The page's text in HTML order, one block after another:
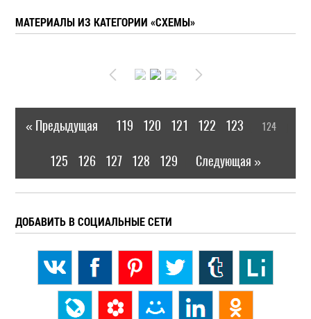
МАТЕРИАЛЫ ИЗ КАТЕГОРИИ «СХЕМЫ»
« Предыдущая 119 120 121 122 123 124
125 126 127 128 129 Следующая »
ДОБАВИТЬ В СОЦИАЛЬНЫЕ СЕТИ